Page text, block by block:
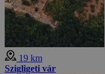
19 km
Szigligeti vár